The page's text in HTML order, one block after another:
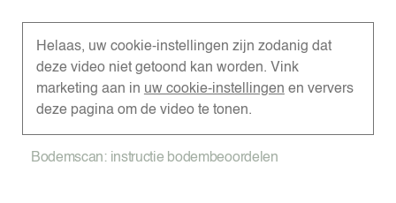
Helaas, uw cookie-instellingen zijn zodanig dat
deze video niet getoond kan worden. Vink
marketing aan in uw cookie-instellingen en ververs
deze pagina om de video te tonen.
Bodemscan: instructie bodembeoordelen